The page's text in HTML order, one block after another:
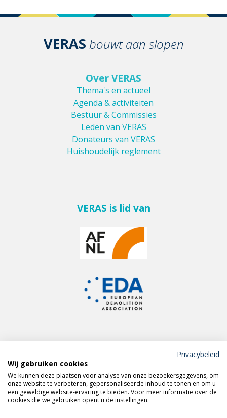
VERAS bouwt aan slopen
Over VERAS
Thema's en actueel
Agenda & activiteiten
Bestuur & Commissies
Leden van VERAS
Donateurs van VERAS
Huishoudelijk reglement
VERAS is lid van
Meld je aan voor de
VERAS nieuwsbrief
Volg VERAS op
Privacybeleid
Wij gebruiken cookies
We kunnen deze plaatsen voor analyse van onze bezoekersgegevens, om
onze website te verbeteren, gepersonaliseerde inhoud te tonen en om u
een geweldige website-ervaring te bieden. Voor meer informatie over de
cookies die we gebruiken opent u de instellingen.